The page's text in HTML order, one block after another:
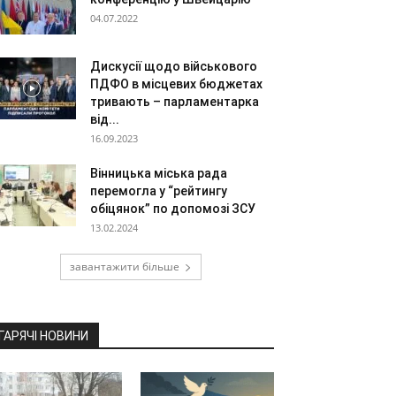
04.07.2022
Дискусії щодо військового
ПДФО в місцевих бюджетах
тривають – парламентарка
від...
16.09.2023
Вінницька міська рада
перемогла у “рейтингу
обіцянок” по допомозі ЗСУ
13.02.2024
завантажити більше
НОВИНИ